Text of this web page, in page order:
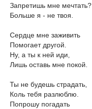
Запретишь мне мечтать?
Больше я - не твоя.
Сердце мне заживить
Помогает другой.
Ну, а ты к ней иди,
Лишь оставь мне покой.
Ты не будешь страдать,
Коль тебя разлюблю.
Попрошу погадать